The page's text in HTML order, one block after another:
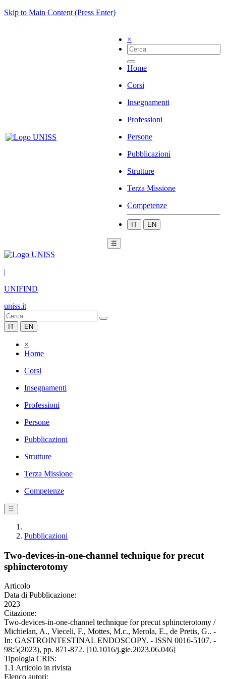
Skip to Main Content (Press Enter)
×
Home
Corsi
Insegnamenti
Professioni
Persone
Pubblicazioni
Strutture
Terza Missione
Competenze
IT EN
☰
|
UNIFIND
uniss.it
IT EN
×
Home
Corsi
Insegnamenti
Professioni
Persone
Pubblicazioni
Strutture
Terza Missione
Competenze
☰
Pubblicazioni
Two-devices-in-one-channel technique for precut
sphincterotomy
Articolo
Data di Pubblicazione:
2023
Citazione:
Two-devices-in-one-channel technique for precut sphincterotomy /
Michielan, A., Vieceli, F., Mottes, M.c., Merola, E., de Pretis, G.. -
In: GASTROINTESTINAL ENDOSCOPY. - ISSN 0016-5107. -
98:5(2023), pp. 871-872. [10.1016/j.gie.2023.06.046]
Tipologia CRIS:
1.1 Articolo in rivista
Elenco autori: